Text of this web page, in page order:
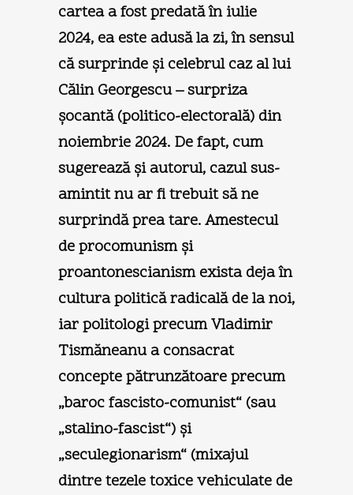
cartea a fost predată în iulie
2024, ea este adusă la zi, în sensul
că surprinde şi celebrul caz al lui
Călin Georgescu – surpriza
şocantă (politico-electorală) din
noiembrie 2024. De fapt, cum
sugerează şi autorul, cazul sus-
amintit nu ar fi trebuit să ne
surprindă prea tare. Amestecul
de procomunism şi
proantonescianism exista deja în
cultura politică radicală de la noi,
iar politologi precum Vladimir
Tismăneanu a consacrat
concepte pătrunzătoare precum
„baroc fascisto-comunist“ (sau
„stalino-fascist“) şi
„seculegionarism“ (mixajul
dintre tezele toxice vehiculate de